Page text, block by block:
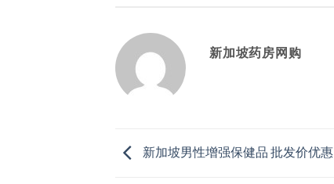
新加坡药房网购
新加坡男性增强保健品 批发价优惠